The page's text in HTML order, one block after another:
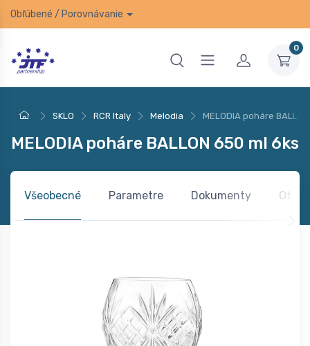
Obľúbené / Porovnávanie
0
SKLO RCR Italy Melodia MELODIA poháre
MELODIA poháre BALLON 650 ml 6ks
Všeobecné Parametre Dokumenty